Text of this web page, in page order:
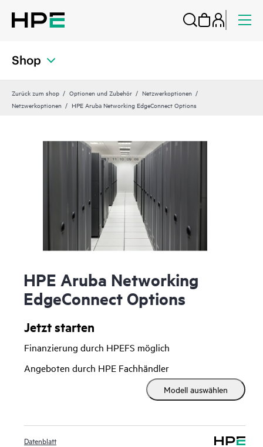
Shop
Zurück zum shop Optionen und Zubehör
Netzwerkoptionen
Netzwerkoptionen
HPE Aruba Networking EdgeConnect Options
HPE Aruba Networking
EdgeConnect Options
Jetzt starten
Finanzierung durch HPEFS möglich
Angeboten durch HPE Fachhändler
Modell auswählen
Datenblatt